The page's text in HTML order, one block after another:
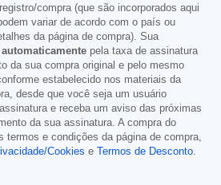
compra (que são incorporados aqui
variar de acordo com o país ou
da página de compra). Sua
pela taxa de assinatura
da sua compra original e pelo mesmo
estabelecido nos materiais da
desde que você seja um usuário
e receba um aviso das próximas
da sua assinatura. A compra do
termos e condições da página de compra,
Cookies e Termos de Desconto